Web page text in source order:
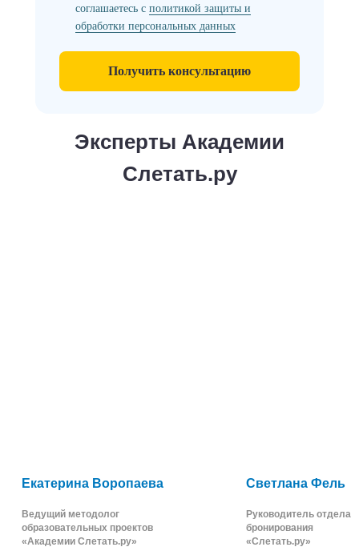
соглашаетесь с политикой защиты и
обработки персональных данных
Получить консультацию
Эксперты Академии
Слетать.ру
Екатерина Воропаева
Ведущий методолог
образовательных проектов
«Академии Слетать.ру»
Светлана Фель
Руководитель отдела
бронирования
«Слетать.ру»